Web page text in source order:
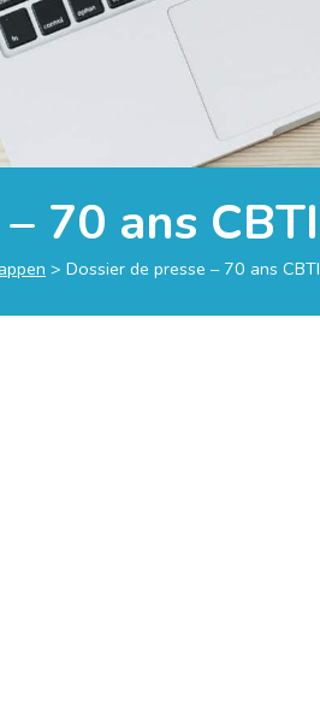
70 ans CBTI
> Dossier de presse – 70 ans CBTI